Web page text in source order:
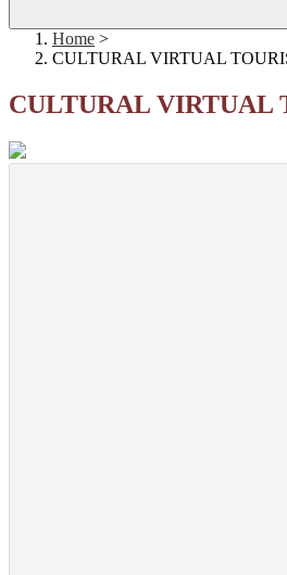
Home >
CULTURAL VIRTUAL
CULTURAL VIRTUAL